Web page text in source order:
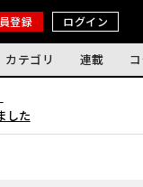
登録 ログイン
カテゴリ 連載
した